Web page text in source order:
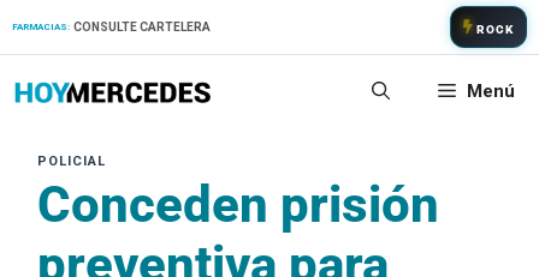
FARMACIAS: CONSULTE CARTELERA ROCK
Menú
Conceden prisión
preventiva para